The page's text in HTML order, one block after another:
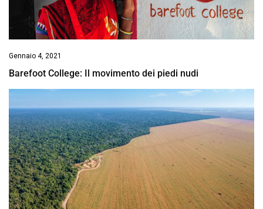
Gennaio 4, 2021
Barefoot College: Il movimento dei piedi nudi